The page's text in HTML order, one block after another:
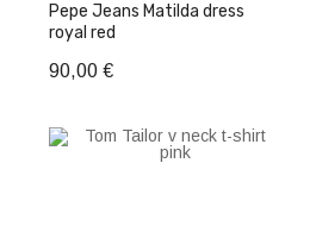
Pepe Jeans Matilda dress
royal red
90,00 €